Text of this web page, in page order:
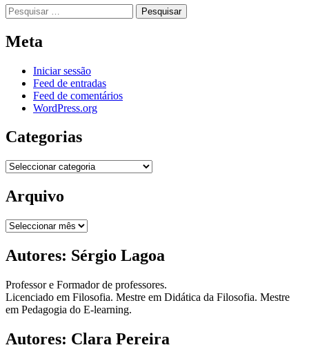
Pesquisar
por:
Meta
Iniciar sessão
Feed de entradas
Feed de comentários
WordPress.org
Categorias
Categorias
Arquivo
Arquivo
Autores: Sérgio Lagoa
Professor e Formador de professores.
Licenciado em Filosofia. Mestre em Didática da Filosofia. Mestre
em Pedagogia do E-learning.
Autores: Clara Pereira